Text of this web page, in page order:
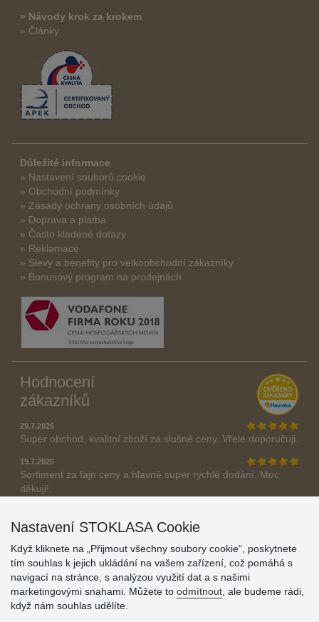
» Návody krok za krokem
» Články
Důležité informace
» Nastavení souborů cookie
» Obchodní podmínky
» Zásady ochrany osobních údajů
» Doprava a platba
» Často kladené dotazy
» Reklamace
» Slevy a benefity pro velkoobchodní zákazníky
» Bonusový program na prodejnách
Hodnocení
zákazníků
29.7.2026
Super obchod, kvalitní zboží za slušné ceny. Vřele doporučuji.
19.7.2026
Sortiment za fajn ceny a hlavně super rychlé dodání. Moc
děkuji!.
» Aktuálně 19084 recenzí
Nastavení STOKLASA Cookie
Když kliknete na „Přijmout všechny soubory cookie“, poskytnete
tím souhlas k jejich ukládání na vašem zařízení, což pomáhá s
navigací na stránce, s analýzou využití dat a s našimi
marketingovými snahami. Můžete to odmítnout , ale budeme rádi,
když nám souhlas udělíte.